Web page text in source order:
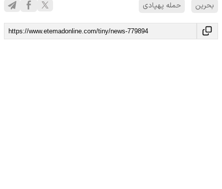
بحرین حمله پهپادی